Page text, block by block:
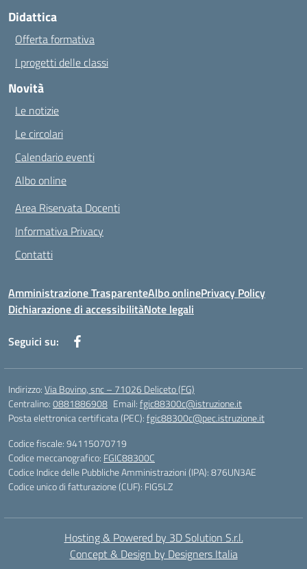
Didattica
Offerta formativa
I progetti delle classi
Novità
Le notizie
Le circolari
Calendario eventi
Albo online
Area Riservata Docenti
Informativa Privacy
Contatti
Amministrazione TrasparenteAlbo onlinePrivacy Policy
Dichiarazione di accessibilitàNote legali
Seguici su:
Indirizzo:Via Bovino, snc – 71026 Deliceto (FG)
Centralino:0881886908 Email:fgic88300c@istruzione.it
Posta elettronica certificata (PEC):fgic88300c@pec.istruzione.it
Codice fiscale: 94115070719
Codice meccanografico: FGIC88300C
Codice Indice delle Pubbliche Amministrazioni (IPA): 876UN3AE
Codice unico di fatturazione (CUF): FIG5LZ
Hosting & Powered by 3D Solution S.r.l.
Concept & Design by Designers Italia